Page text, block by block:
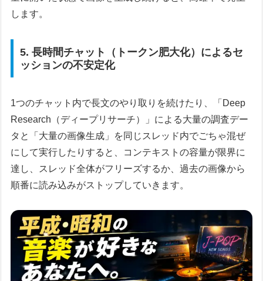
します。
5. 長時間チャット（トークン肥大化）によるセ
ッションの不安定化
1つのチャット内で長文のやり取りを続けたり、「Deep
Research（ディープリサーチ）」による大量の調査デー
タと「大量の画像生成」を同じスレッド内でごちゃ混ぜ
にして実行したりすると、コンテキストの容量が限界に
達し、スレッド全体がフリーズするか、過去の画像から
順番に読み込みがストップしていきます。